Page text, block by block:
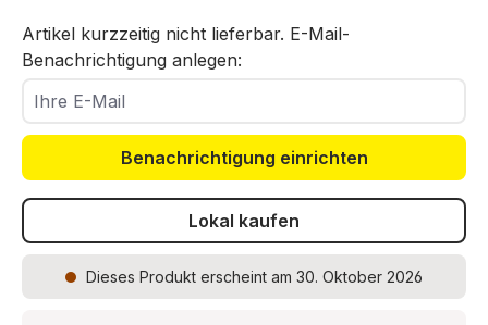
Artikel kurzzeitig nicht lieferbar. E-Mail-
Benachrichtigung anlegen:
Ihre E-Mail
Benachrichtigung einrichten
Lokal kaufen
Dieses Produkt erscheint am 30. Oktober 2026